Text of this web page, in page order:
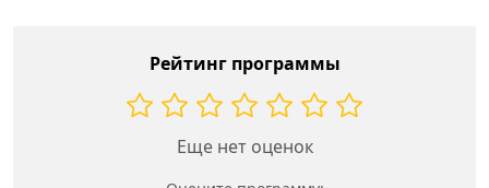
Рейтинг программы
Еще нет оценок